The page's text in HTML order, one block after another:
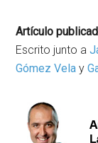
Artículo
Escrito junto a
Gómez Vela y